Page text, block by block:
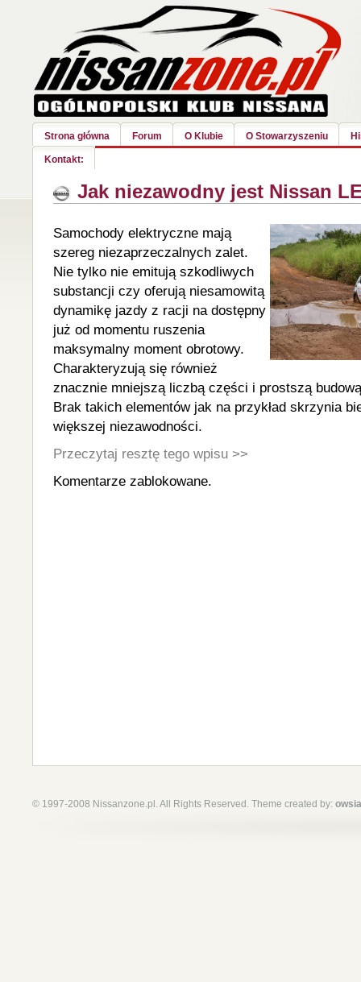
Strona główna Forum O Klubie O Stowarzyszeniu
Kontakt:
Jak niezawodny jest Nissan
Samochody elektryczne mają
szereg niezaprzeczalnych zalet.
Nie tylko nie emitują szkodliwych
substancji czy oferują niesamowitą
dynamikę jazdy z racji na dostępny
już od momentu ruszenia
maksymalny moment obrotowy.
Charakteryzują się również
znacznie mniejszą liczbą części i prostszą
Brak takich elementów jak na przykład skrzynia
większej niezawodności.
Przeczytaj resztę tego wpisu >>
Komentarze zablokowane.
© 1997-2008 Nissanzone.pl. All Rights Reserved. Theme created by: